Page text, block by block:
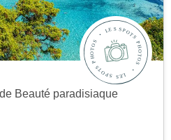
Beauté paradisiaque